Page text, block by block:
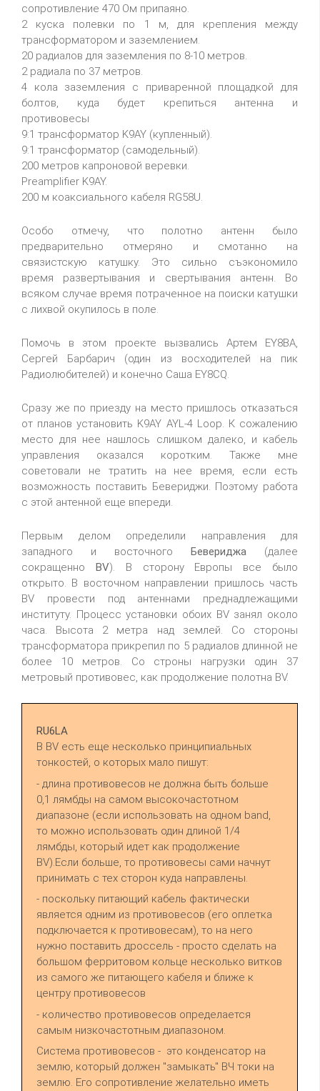
сопротивление 470 Ом припаяно.
2 куска полевки по 1 м, для крепления между
трансформатором и заземлением.
20 радиалов для заземления по 8-10 метров.
2 радиала по 37 метров.
4 кола заземления с приваренной площадкой для
болтов, куда будет крепиться антенна и
противовесы
9:1 трансформатор K9AY (купленный).
9:1 трансформатор (самодельный).
200 метров капроновой веревки.
Preamplifier K9AY.
200 м коаксиального кабеля RG58U.
Особо отмечу, что полотно антенн было
предварительно отмеряно и смотанно на
связистскую катушку. Это сильно съэкономило
время развертывания и свертывания антенн. Во
всяком случае время потраченное на поиски катушки
с лихвой окупилось в поле.
Помочь в этом проекте вызвались Артем EY8BA,
Сергей Барбарич (один из восходителей на пик
Радиолюбителей) и конечно Саша EY8CQ.
Сразу же по приезду на место пришлось отказаться
от планов установить K9AY AYL-4 Loop. К сожалению
место для нее нашлось слишком далеко, и кабель
управления оказался коротким. Также мне
советовали не тратить на нее время, если есть
возможность поставить Бевериджи. Поэтому работа
с этой антенной еще впереди.
Первым делом определили направления для
западного и восточного Бевериджа (далее
сокращенно BV). В сторону Европы все было
открыто. В восточном направлении пришлось часть
BV провести под антеннами преднадлежащими
институту. Процесс установки обоих BV занял около
часа. Высота 2 метра над землей. Со стороны
трансформатора прикрепил по 5 радиалов длинной не
более 10 метров. Со строны нагрузки один 37
метровый противовес, как продолжение полотна BV.
RU6LA
В BV есть еще несколько принципиальных
тонкостей, о которых мало пишут:
- длина противовесов не должна быть больше
0,1 лямбды на самом высокочастотном
диапазоне (если использовать на одном band,
то можно использовать один длиной 1/4
лямбды, который идет как продолжение
BV).Если больше, то противовесы сами начнут
принимать с тех сторон куда направлены.
- поскольку питающий кабель фактически
является одним из противовесов (его оплетка
подключается к противовесам), то на него
нужно поставить дроссель - просто сделать на
большом ферритовом кольце несколько витков
из самого же питающего кабеля и ближе к
центру противовесов
- количество противовесов определается
самым низкочастотным диапазоном.
Система противовесов - это конденсатор на
землю, который должен "замыкать" ВЧ токи на
землю. Его сопротивление желательно иметь